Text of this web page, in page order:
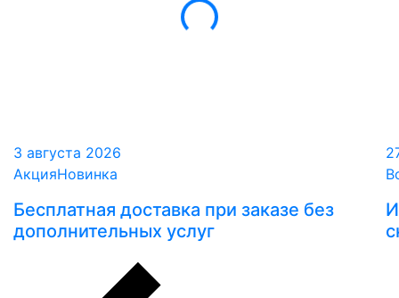
3 августа 2026
АкцияНовинка
Бесплатная доставка при заказе без
дополнительных услуг